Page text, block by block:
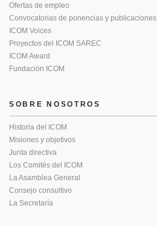
Ofertas de empleo
Convocatorias de ponencias y publicaciones
ICOM Voices
Proyectos del ICOM SAREC
ICOM Award
Fundación ICOM
SOBRE NOSOTROS
Historia del ICOM
Misiones y objetivos
Junta directiva
Los Comités del ICOM
La Asamblea General
Consejo consultivo
La Secretaría